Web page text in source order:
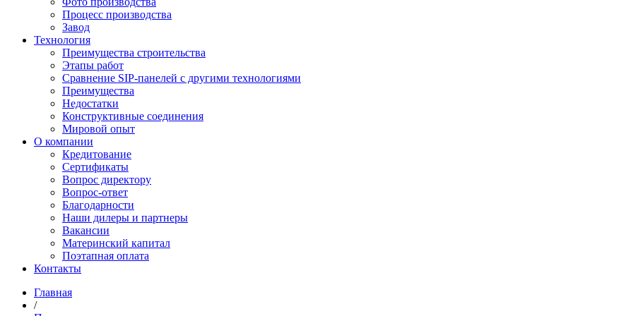
Процесс производства
Завод
Технология
Преимущества строительства
Этапы работ
Сравнение SIP-панелей с другими технологиями
Преимущества
Недостатки
Конструктивные соединения
Мировой опыт
О компании
Кредитование
Сертификаты
Вопрос директору
Вопрос-ответ
Благодарности
Наши дилеры и партнеры
Вакансии
Материнский капитал
Поэтапная оплата
Контакты
Главная
/